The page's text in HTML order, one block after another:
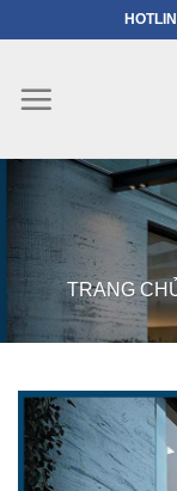
đến
dung
TRANG